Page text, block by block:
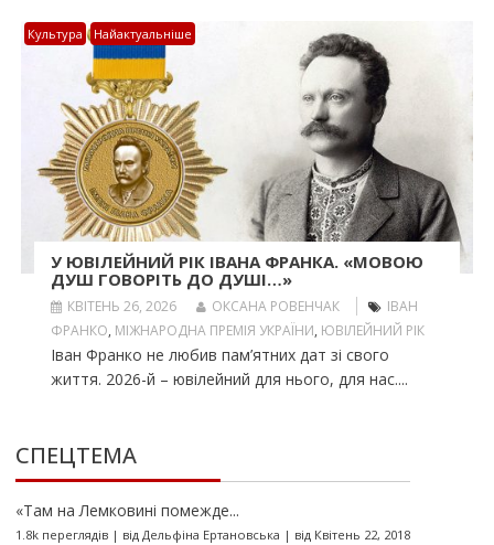
Культура Найактуальніше
У ЮВІЛЕЙНИЙ РІК ІВАНА ФРАНКА. «МОВОЮ
ДУШ ГОВОРІТЬ ДО ДУШІ…»
КВІТЕНЬ 26, 2026 ОКСАНА РОВЕНЧАК
ІВАН
ФРАНКО, МІЖНАРОДНА ПРЕМІЯ УКРАЇНИ, ЮВІЛЕЙНИЙ РІК
Іван Франко не любив пам’ятних дат зі свого
життя. 2026-й – ювілейний для нього, для нас....
СПЕЦТЕМА
«Там на Лемковині помежде...
1.8k переглядів| від Дельфіна Ертановська | від Квітень 22, 2018